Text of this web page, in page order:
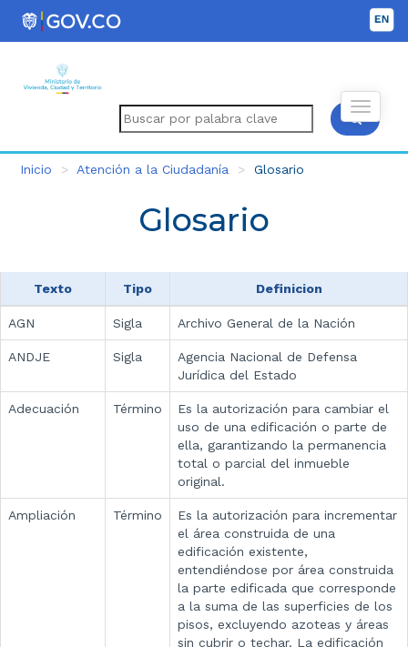
Inicio Atención a la Ciudadanía Glosario
Glosario
Texto Tipo Definicion
AGN Sigla Archivo General de la Nación
ANDJE Sigla
Agencia Nacional de Defensa
Jurídica del Estado
Adecuación Término
Es la autorización para cambiar el
uso de una edificación o parte de
ella, garantizando la permanencia
total o parcial del inmueble
original.
Ampliación Término
Es la autorización para incrementar
el área construida de una
edificación existente,
entendiéndose por área construida
la parte edificada que corresponde
a la suma de las superficies de los
pisos, excluyendo azoteas y áreas
sin cubrir o techar. La edificación